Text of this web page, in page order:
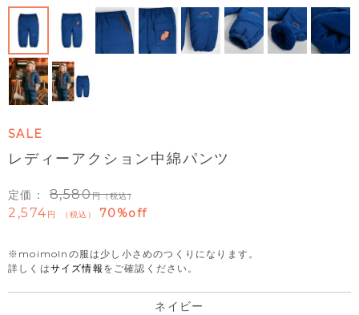
SALE
レディーアクション中綿パンツ
定価： 8,580 （税込）
2,574 税込 70%off
※moimolnの服は少し小さめのつくりになります。
詳しくはサイズ情報 をご確認ください。
ネイビー